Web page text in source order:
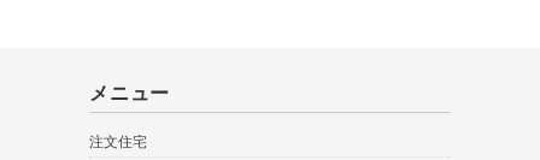
メニュー
注文住宅